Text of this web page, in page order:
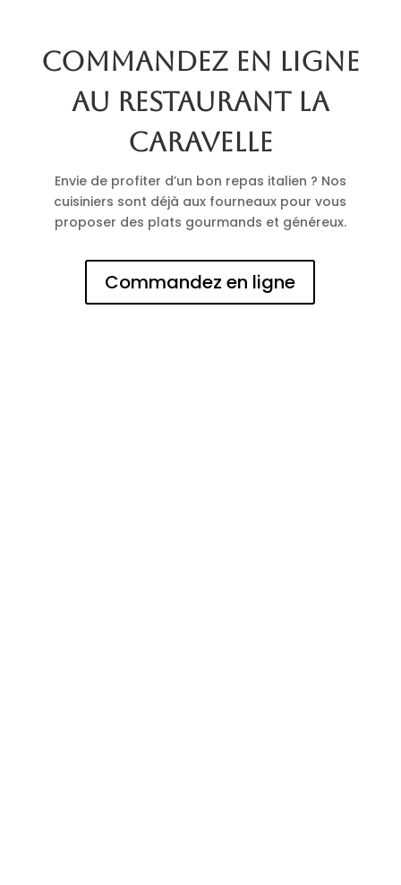
Commandez en ligne
au restaurant La
Caravelle
Envie de profiter d’un bon repas italien ? Nos
cuisiniers sont déjà aux fourneaux pour vous
proposer des plats gourmands et généreux.
Commandez en ligne